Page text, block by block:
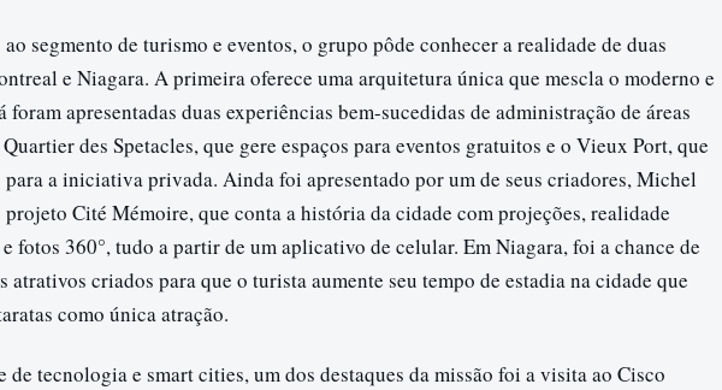
segmento de turismo e eventos, o grupo pôde conhecer a realidade de duas
e Niagara. A primeira oferece uma arquitetura única que mescla o moderno e
foram apresentadas duas experiências bem-sucedidas de administração de áreas
des Spetacles, que gere espaços para eventos gratuitos e o Vieux Port, que
a iniciativa privada. Ainda foi apresentado por um de seus criadores, Michel
Cité Mémoire, que conta a história da cidade com projeções, realidade
fotos 360°, tudo a partir de um aplicativo de celular. Em Niagara, foi a chance de
atrativos criados para que o turista aumente seu tempo de estadia na cidade que
como única atração.
de tecnologia e smart cities, um dos destaques da missão foi a visita ao Cisco